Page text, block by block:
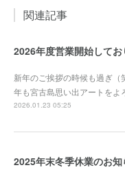
関連記事
2026年度営業開始してお
新年のご挨拶の時候も過ぎ（
年も宮古島思い出アートをよ
2026.01.23 05:25
2025年末冬季休業のお知